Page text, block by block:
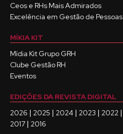
Ceos e RHs Mais Admirados
Excelência em Gestão de Pessoas
MÍKIA KIT
Mídia Kit Grupo GRH
Clube Gestão RH
Eventos
EDIÇÕES DA REVISTA DIGITAL
2026 | 2025 | 2024 | 2023 | 2022 |
2017 | 2016